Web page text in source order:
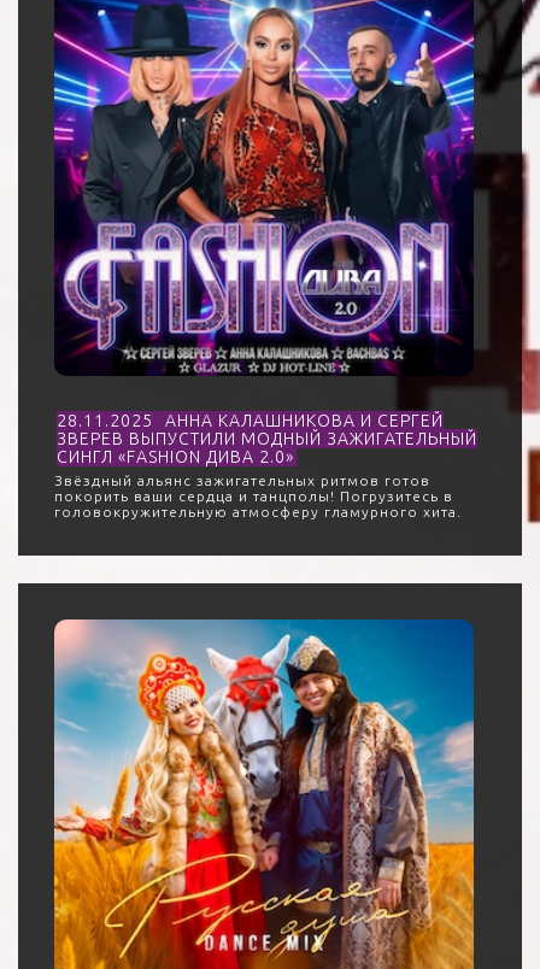
28.11.2025
АННА КАЛАШНИКОВА И СЕРГЕЙ
ЗВЕРЕВ ВЫПУСТИЛИ МОДНЫЙ ЗАЖИГАТЕЛЬНЫЙ
СИНГЛ «FASHION ДИВА 2.0»
Звёздный альянс зажигательных ритмов готов
покорить ваши сердца и танцполы! Погрузитесь в
головокружительную атмосферу гламурного хита.